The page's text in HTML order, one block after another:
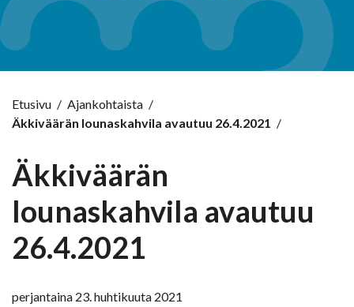
Etusivu / Ajankohtaista /
Äkkiväärän lounaskahvila avautuu 26.4.2021 /
Äkkiväärän
lounaskahvila avautuu
26.4.2021
perjantaina 23. huhtikuuta 2021